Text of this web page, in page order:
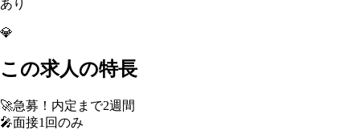
あり
💎
この求人の特長
🚀急募！内定まで2週間
🎤面接1回のみ